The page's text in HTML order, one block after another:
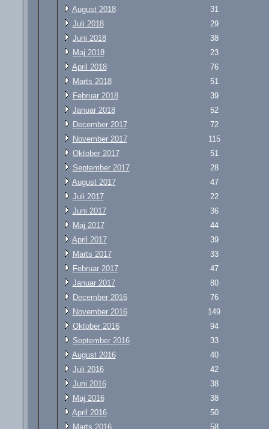
August 2018
31
Juli 2018
29
Juni 2018
38
Maj 2018
23
April 2018
76
Marts 2018
51
Februar 2018
39
Januar 2018
52
December 2017
72
November 2017
115
Oktober 2017
51
September 2017
28
August 2017
47
Juli 2017
22
Juni 2017
36
Maj 2017
44
April 2017
39
Marts 2017
33
Februar 2017
47
Januar 2017
80
December 2016
76
November 2016
149
Oktober 2016
94
September 2016
33
August 2016
40
Juli 2016
42
Juni 2016
38
Maj 2016
38
April 2016
50
Marts 2016
58